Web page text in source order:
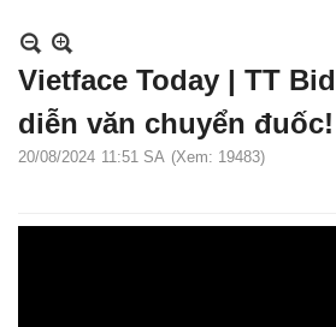
Vietface Today | TT
diễn văn chuyển đuốc!
20/08/2024 11:51 SA (Xem: 19483)